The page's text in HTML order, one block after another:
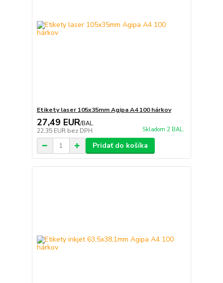
Etikety laser 105x35mm Agipa A4 100 hárkov
27,49 EUR/BAL.
22,35 EUR bez DPH Skladom 2 BAL.
Pridať do košíka